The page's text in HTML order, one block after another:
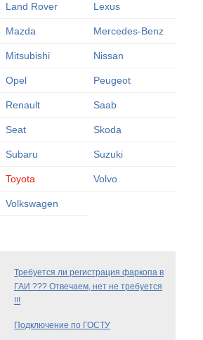
Land Rover Lexus
Mazda Mercedes-Benz
Mitsubishi Nissan
Opel Peugeot
Renault Saab
Seat Skoda
Subaru Suzuki
Toyota Volvo
Volkswagen
Требуется ли регистрация фаркопа в
ГАИ ??? Отвечаем, нет не требуется
!!!
Подключение по ГОСТУ